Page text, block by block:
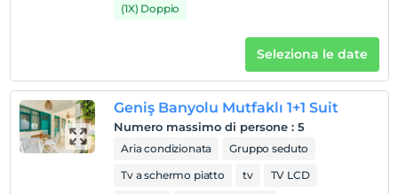
registrare
En erken saat 14:00 ve sonrası
Guardare
L'ultimo 11:00 e prima
animale domestico
(1X) Doppio
Seleziona le date
Geniş Banyolu Mutfaklı 1+1 Suit
Numero massimo di persone : 5
Aria condizionata
Gruppo seduto
Tv a schermo piatto
tv
TV LCD